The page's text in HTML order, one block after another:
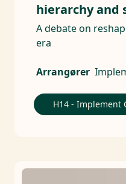
hierarchy and
A debate on
era
Arrangører
H14 - Implement